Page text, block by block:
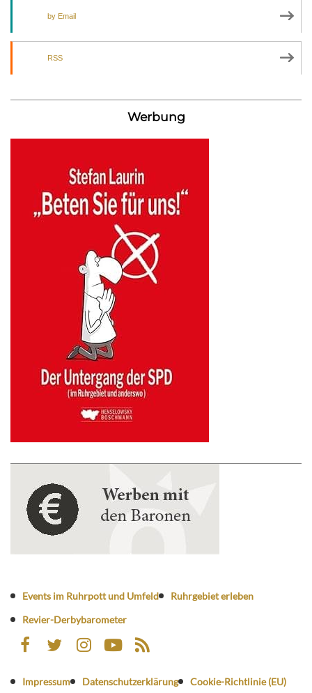
by Email
RSS
Werbung
Events im Ruhrpott und Umfeld
Ruhrgebiet erleben
Revier-Derbybarometer
Impressum Datenschutzerklärung Cookie-Richtlinie (EU)